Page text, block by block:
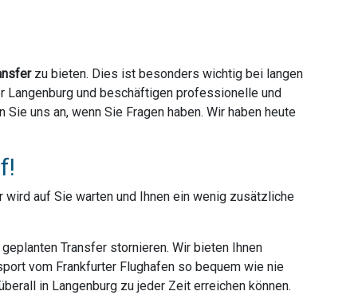
zu bieten. Dies ist besonders wichtig bei langen
und beschäftigen professionelle und
uns an, wenn Sie Fragen haben. Wir haben heute
wird auf Sie warten und Ihnen ein wenig zusätzliche
Transfer stornieren. Wir bieten Ihnen
vom Frankfurter Flughafen so bequem wie nie
in Langenburg zu jeder Zeit erreichen können.